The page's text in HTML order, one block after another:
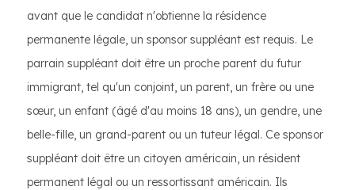
avant que le candidat n'obtienne la résidence
permanente légale, un sponsor suppléant est requis. Le
parrain suppléant doit être un proche parent du futur
immigrant, tel qu'un conjoint, un parent, un frère ou une
sœur, un enfant (âgé d'au moins 18 ans), un gendre, une
belle-fille, un grand-parent ou un tuteur légal. Ce sponsor
suppléant doit être un citoyen américain, un résident
permanent légal ou un ressortissant américain. Ils